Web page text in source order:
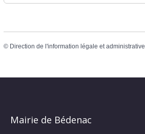
© Direction de l'information légale et administrative
Mairie de Bédenac